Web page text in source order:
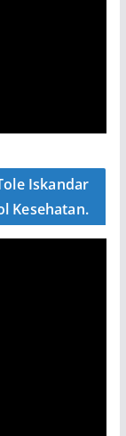
Iskandar
Kesehatan.